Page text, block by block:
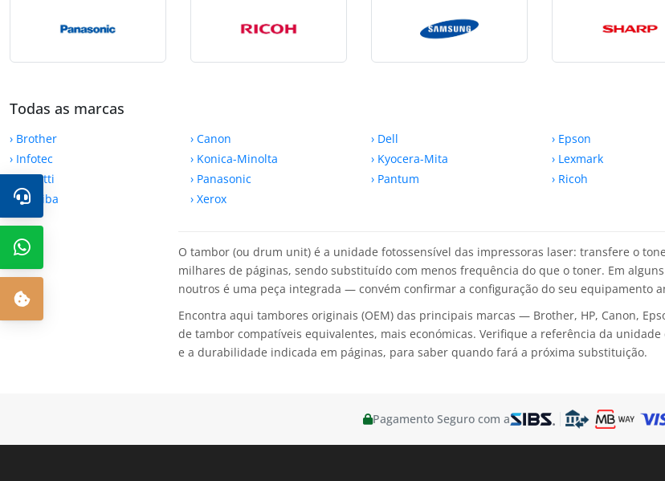
Todas as marcas
› Brother › Canon › Dell › Epson
› Infotec
› Konica-Minolta › Kyocera-Mita › Lexmark
› Olivetti
› Panasonic › Pantum › Ricoh
› Toshiba
› Xerox
O tambor (ou drum unit) é a unidade fotossensível das impressoras laser: transfere o
milhares de páginas, sendo substituído com menos frequência do que o toner. Em
noutros é uma peça integrada — convém confirmar a configuração do seu equipamento
Encontra aqui tambores originais (OEM) das principais marcas — Brother, HP, Canon,
de tambor compatíveis equivalentes, mais económicas. Verifique a referência da
e a durabilidade indicada em páginas, para saber quando fará a próxima substituição.
Pagamento Seguro com a